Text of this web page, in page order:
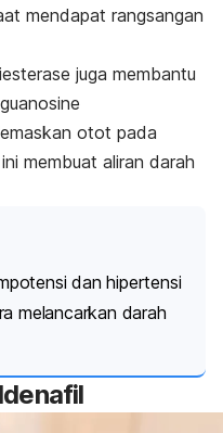
mendapat rangsangan
juga membantu
otot pada
membuat aliran darah
dan hipertensi
melancarkan darah